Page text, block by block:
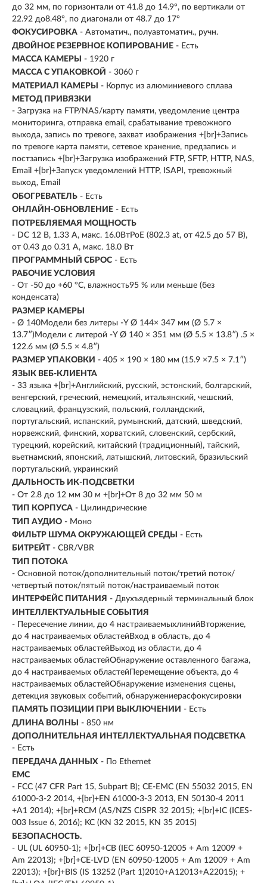
до 32 мм, по горизонтали от 41.8 до 14.9°, по вертикали от
22.92 до8.48°, по диагонали от 48.7 до 17°
ФОКУСИРОВКА - Автоматич., полуавтоматич., ручн.
ДВОЙНОЕ РЕЗЕРВНОЕ КОПИРОВАНИЕ - Есть
МАССА КАМЕРЫ
- 1920 г
МАССА С УПАКОВКОЙ - 3060 г
МАТЕРИАЛ КАМЕРЫ
- Корпус из алюминиевого сплава
МЕТОД ПРИВЯЗКИ
- Загрузка на FTP/NAS/карту памяти, уведомление центра
мониторинга, отправка email, срабатывание тревожного
выхода, запись по тревоге, захват изображения +[br]+Запись
по тревоге карта памяти, сетевое хранение, предзапись и
постзапись +[br]+Загрузка изображений FTP, SFTP, HTTP, NAS,
Email +[br]+Запуск уведомлений HTTP, ISAPI, тревожный
выход, Email
ОБОГРЕВАТЕЛЬ - Есть
ОНЛАЙН-ОБНОВЛЕНИЕ - Есть
ПОТРЕБЛЯЕМАЯ МОЩНОСТЬ
- DC 12 В, 1.33 А, макс. 16.0ВтPoE (802.3 at, от 42.5 до 57 В),
от 0.43 до 0.31 А, макс. 18.0 Вт
ПРОГРАММНЫЙ СБРОС - Есть
РАБОЧИЕ УСЛОВИЯ
- От -50 до +60 °C, влажность95 % или меньше (без
конденсата)
РАЗМЕР КАМЕРЫ
- Ø 140Модели без литеры -Y Ø 144× 347 мм (Ø 5.7 ×
13.7″)Модели с литерой -Y Ø 140 × 351 мм (Ø 5.5 × 13.8″) .5 ×
122.6 мм (Ø 5.5 × 4.8″)
РАЗМЕР УПАКОВКИ - 405 × 190 × 180 мм (15.9 ×7.5 × 7.1″)
ЯЗЫК ВЕБ-КЛИЕНТА
- 33 языка +[br]+Английский, русский, эстонский, болгарский,
венгерский, греческий, немецкий, итальянский, чешский,
словацкий, французский, польский, голландский,
португальский, испанский, румынский, датский, шведский,
норвежский, финский, хорватский, словенский, сербский,
турецкий, корейский, китайский (традиционный), тайский,
вьетнамский, японский, латышский, литовский, бразильский
португальский, украинский
ДАЛЬНОСТЬ ИК-ПОДСВЕТКИ
- От 2.8 до 12 мм 30 м +[br]+От 8 до 32 мм 50 м
ТИП КОРПУСА - Цилиндрические
ТИП АУДИО - Моно
ФИЛЬТР ШУМА ОКРУЖАЮЩЕЙ СРЕДЫ
- Есть
БИТРЕЙТ - CBR/VBR
ТИП ПОТОКА
- Основной поток/дополнительный поток/третий поток/
четвертый поток/пятый поток/настраиваемый поток
ИНТЕРФЕЙС ПИТАНИЯ - Двухъядерный терминальный блок
ИНТЕЛЛЕКТУАЛЬНЫЕ СОБЫТИЯ
- Пересечение линии, до 4 настраиваемыхлинийВторжение,
до 4 настраиваемых областейВход в область, до 4
настраиваемых областейВыход из области, до 4
настраиваемых областейОбнаружение оставленного багажа,
до 4 настраиваемых областейПеремещение объекта, до 4
настраиваемых областейОбнаружение изменения сцены,
детекция звуковых событий, обнаружениерасфокусировки
ПАМЯТЬ ПОЗИЦИИ ПРИ ВЫКЛЮЧЕНИИ - Есть
ДЛИНА ВОЛНЫ
- 850 нм
ДОПОЛНИТЕЛЬНАЯ ИНТЕЛЛЕКТУАЛЬНАЯ ПОДСВЕТКА
- Есть
ПЕРЕДАЧА ДАННЫХ - По Ethernet
EMC
- FCC (47 CFR Part 15, Subpart B); CE-EMC (EN 55032 2015, EN
61000-3-2 2014, +[br]+EN 61000-3-3 2013, EN 50130-4 2011
+A1 2014); +[br]+RCM (AS/NZS CISPR 32 2015); +[br]+IC (ICES-
003 Issue 6, 2016); KC (KN 32 2015, KN 35 2015)
БЕЗОПАСНОСТЬ.
- UL (UL 60950-1); +[br]+CB (IEC 60950-12005 + Am 12009 +
Am 22013); +[br]+CE-LVD (EN 60950-12005 + Am 12009 + Am
22013); +[br]+BIS (IS 13252 (Part 1)2010+A12013+A22015); +